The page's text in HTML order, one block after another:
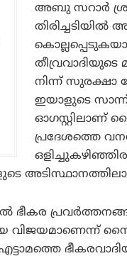
അബു സറാർ
നിന്ന് സുരക്ഷാ
ഇയാളുടെ
ഓഗസ്റ്റിലാണ്
പ്രദേശത്തെ
ഭീകര
വിജയമാണെന്ന്